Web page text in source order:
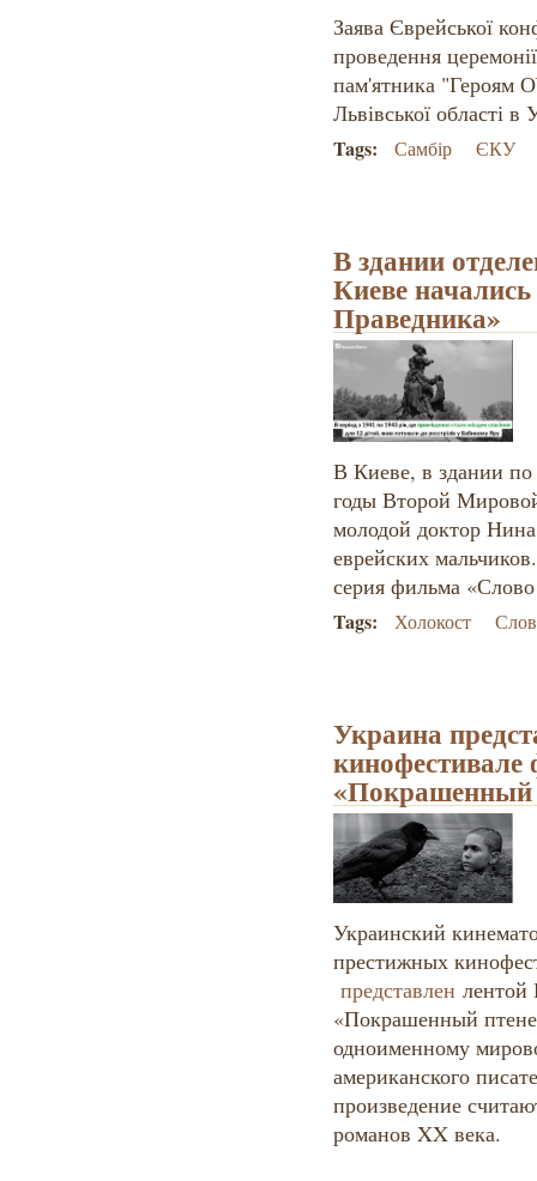
Заява Єврейської
проведення
пам'ятника "Героям
Львівської області в
Tags: Самбір ЄКУ
В здании
Киеве
Праведника»
В Киеве, в здании по
годы Второй
молодой доктор
еврейских
серия фильма
Tags: Холокост
Украина
«Покрашенный
Украинский
престижных
представлен лентой
«Покрашенный
одноименному
американского
произведение
романов XX века.